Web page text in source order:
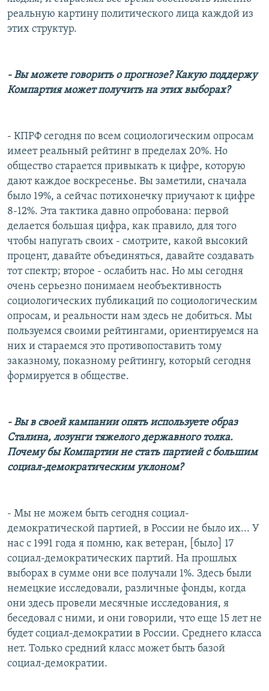
реальную картину политического лица каждой из
этих структур.
- Вы можете говорить о прогнозе? Какую поддержу
Компартия может получить на этих выборах?
- КПРФ сегодня по всем социологическим опросам
имеет реальный рейтинг в пределах 20%. Но
общество старается привыкать к цифре, которую
дают каждое воскресенье. Вы заметили, сначала
было 19%, а сейчас потихонечку приучают к цифре
8-12%. Эта тактика давно опробована: первой
делается большая цифра, как правило, для того
чтобы напугать своих - смотрите, какой высокий
процент, давайте объединяться, давайте создавать
тот спектр; второе - ослабить нас. Но мы сегодня
очень серьезно понимаем необъективность
социологических публикаций по социологическим
опросам, и реальности нам здесь не добиться. Мы
пользуемся своими рейтингами, ориентируемся на
них и стараемся это противопоставить тому
заказному, показному рейтингу, который сегодня
формируется в обществе.
- Вы в своей кампании опять используете образ
Сталина, лозунги тяжелого державного толка.
Почему бы Компартии не стать партией с большим
социал-демократическим уклоном?
- Мы не можем быть сегодня социал-
демократической партией, в России не было их... У
нас с 1991 года я помню, как ветеран, [было] 17
социал-демократических партий. На прошлых
выборах в сумме они все получали 1%. Здесь были
немецкие исследовали, различные фонды, когда
они здесь провели месячные исследования, я
беседовал с ними, и они говорили, что еще 15 лет не
будет социал-демократии в России. Среднего класса
нет. Только средний класс может быть базой
социал-демократии.